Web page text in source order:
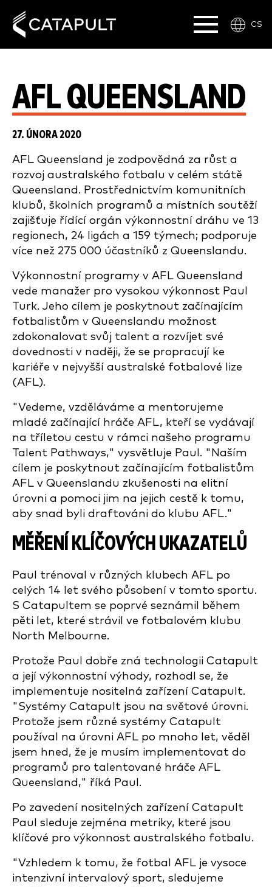
CS
AFL QUEENSLAND
27. ÚNORA 2020
AFL Queensland je zodpovědná za růst a
rozvoj australského fotbalu v celém státě
Queensland. Prostřednictvím komunitních
klubů, školních programů a místních soutěží
zajišťuje řídící orgán výkonnostní dráhu ve 13
regionech, 24 ligách a 159 týmech; podporuje
více než 275 000 účastníků z Queenslandu.
Výkonnostní programy v AFL Queensland
vede manažer pro vysokou výkonnost Paul
Turk. Jeho cílem je poskytnout začínajícím
fotbalistům v Queenslandu možnost
zdokonalovat svůj talent a rozvíjet své
dovednosti v naději, že se propracují ke
kariéře v nejvyšší australské fotbalové lize
(AFL).
"Vedeme, vzděláváme a mentorujeme
mladé začínající hráče AFL, kteří se vydávají
na tříletou cestu v rámci našeho programu
Talent Pathways," vysvětluje Paul. "Naším
cílem je poskytnout začínajícím fotbalistům
AFL v Queenslandu zkušenosti na elitní
úrovni a pomoci jim na jejich cestě k tomu,
aby snad byli draftováni do klubu AFL."
MĚŘENÍ KLÍČOVÝCH UKAZATELŮ
Paul trénoval v různých klubech AFL po
celých 14 let svého působení v tomto sportu.
S Catapultem se poprvé seznámil během
pěti let, které strávil ve fotbalovém klubu
North Melbourne.
Protože Paul dobře zná technologii Catapult
a její výkonnostní výhody, rozhodl se, že
implementuje nositelná zařízení Catapult.
"Systémy Catapult jsou na světové úrovni.
Protože jsem různé systémy Catapult
používal na úrovni AFL po mnoho let, věděl
jsem hned, že je musím implementovat do
programů pro talentované hráče AFL
Queensland," říká Paul.
Po zavedení nositelných zařízení Catapult
Paul sleduje zejména metriky, které jsou
klíčové pro výkonnost australského fotbalu.
"Vzhledem k tomu, že fotbal AFL je vysoce
intenzivní intervalový sport, sledujeme